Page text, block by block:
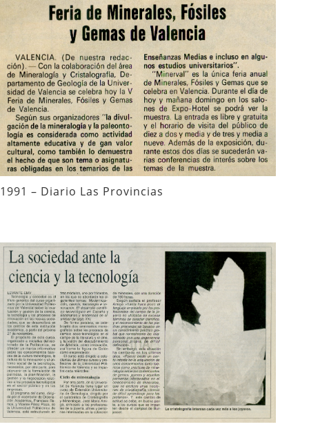
1991 – Diario Las Provincias